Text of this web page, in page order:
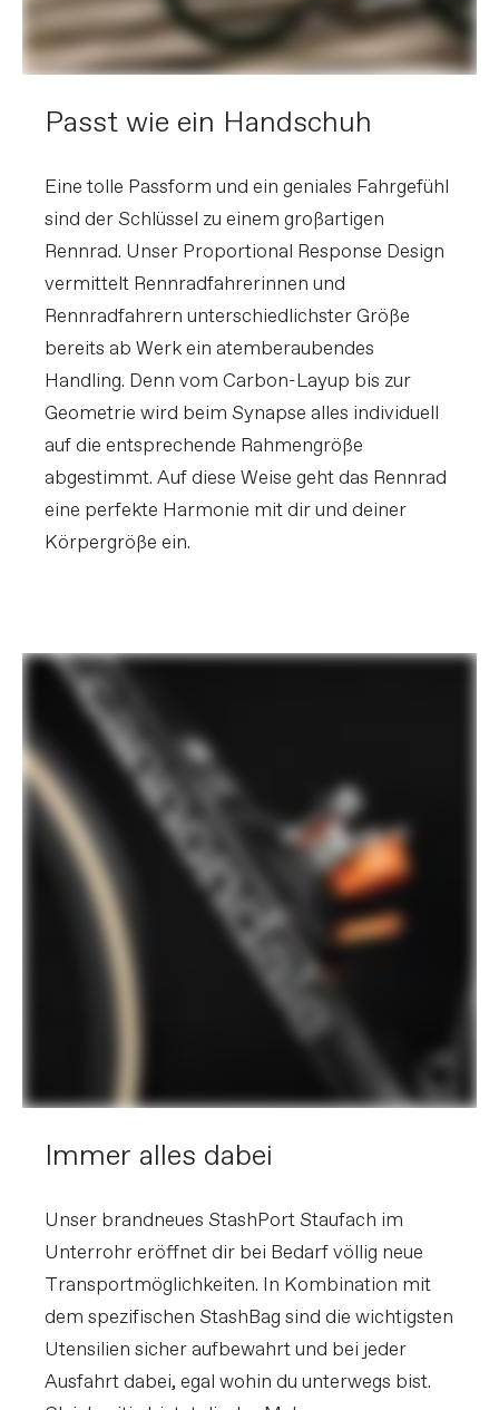
Passt wie ein Handschuh
Eine tolle Passform und ein geniales Fahrgefühl
sind der Schlüssel zu einem großartigen
Rennrad. Unser Proportional Response Design
vermittelt Rennradfahrerinnen und
Rennradfahrern unterschiedlichster Größe
bereits ab Werk ein atemberaubendes
Handling. Denn vom Carbon-Layup bis zur
Geometrie wird beim Synapse alles individuell
auf die entsprechende Rahmengröße
abgestimmt. Auf diese Weise geht das Rennrad
eine perfekte Harmonie mit dir und deiner
Körpergröße ein.
Immer alles dabei
Unser brandneues StashPort Staufach im
Unterrohr eröffnet dir bei Bedarf völlig neue
Transportmöglichkeiten. In Kombination mit
dem spezifischen StashBag sind die wichtigsten
Utensilien sicher aufbewahrt und bei jeder
Ausfahrt dabei, egal wohin du unterwegs bist.